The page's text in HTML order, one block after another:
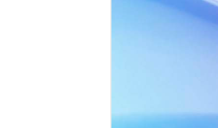
Miss International Beauty Queen
hình ảnh đầy cuốn hút của người phụ
và không ngừng tái định nghĩa vẻ đẹp
lộng lẫy hay các chi tiết phô
ngữ thời trang tối giản với sắc beige
cà vạt mang hơi thở menswear
một tổng thể vừa mạnh mẽ, vừa
của người phụ nữ biết cân bằng
vốn có.